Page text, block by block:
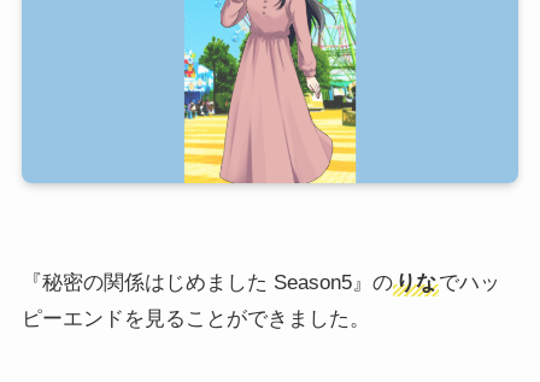
『秘密の関係はじめました Season5』のりなでハッ
ピーエンドを見ることができました。